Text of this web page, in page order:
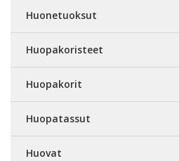
Huonetuoksut
Huopakoristeet
Huopakorit
Huopatassut
Huovat